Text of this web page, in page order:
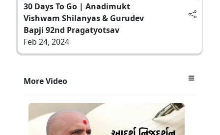
30 Days To Go | Anadimukt
Vishwam Shilanyas & Gurudev
Bapji 92nd Pragatyotsav
Feb 24, 2024
More Video